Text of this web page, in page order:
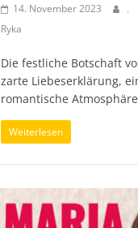
14. November 2023 .
Ryka
Die festliche Botschaft
zarte Liebeserklärung,
romantische
Weiterlesen